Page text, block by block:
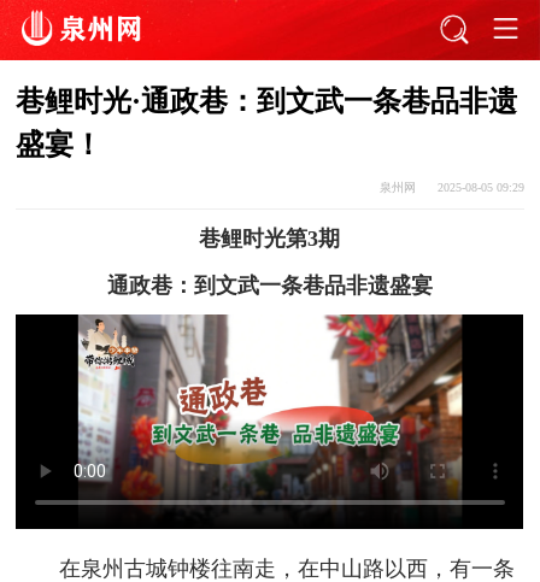
巷鲤时光·通政巷：到文武一条巷品非遗
盛宴！
泉州网 2025-08-05 09:29
巷鲤时光第3期
通政巷：到文武一条巷品非遗盛宴
在泉州古城钟楼往南走，在中山路以西，有一条